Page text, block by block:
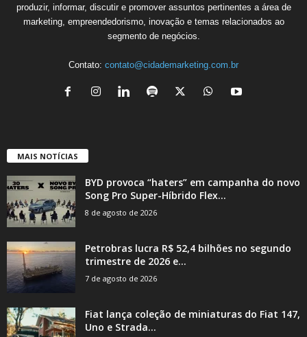
produzir, informar, discutir e promover assuntos pertinentes a área de
marketing, empreendedorismo, inovação e temas relacionados ao
segmento de negócios.
Contato: contato@cidademarketing.com.br
MAIS NOTÍCIAS
BYD provoca “haters” em campanha do novo
Song Pro Super-Híbrido Flex...
8 de agosto de 2026
Petrobras lucra R$ 52,4 bilhões no segundo
trimestre de 2026 e...
7 de agosto de 2026
Fiat lança coleção de miniaturas do Fiat 147,
Uno e Strada...